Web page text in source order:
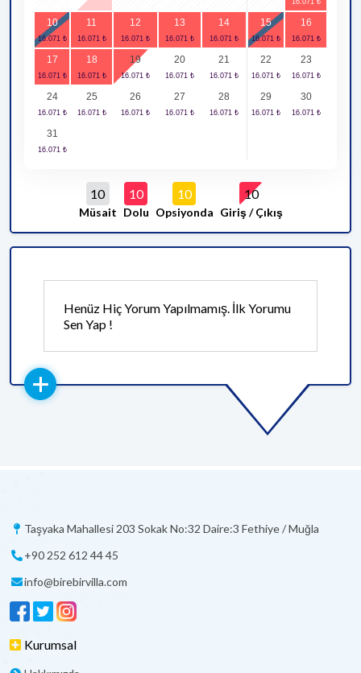
10 11 12 13 14 15 16
17 18 19 20 21 22 23
24 25 26 27 28 29 30
31
10
Müsait
10
Dolu
10
Opsiyonda
10
Giriş / Çıkış
Henüz Hiç Yorum Yapılmamış. İlk Yorumu
Sen Yap !
Taşyaka Mahallesi 203 Sokak No:32 Daire:3 Fethiye / Muğla
+90 252 612 44 45
info@birebirvilla.com
Kurumsal